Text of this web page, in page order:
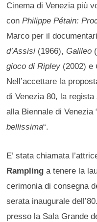
Cinema di Venezia più
conPhilippe Pétain:
Marco per il
d’Assisi (1966), Galileo
gioco di Ripley (2002) e
Nell’accettare la
di Venezia 80, la
alla Biennale di Venezia
bellissima“.
E’ stata chiamata
Rampling a tenere la
cerimonia di consegna
serata inaugurale
presso la Sala Grande